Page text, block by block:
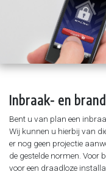
Inbraak- en
Bent u van plan een
Wij kunnen u hierbij van
er nog geen projectie
de gestelde normen. Voor
voor een draadloze